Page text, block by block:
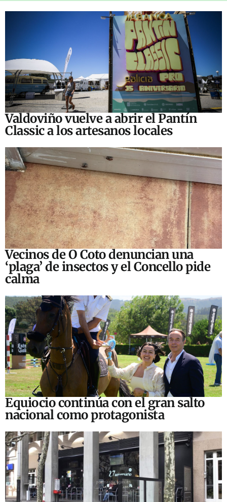
Valdoviño vuelve a abrir el Pantín
Classic a los artesanos locales
Vecinos de O Coto denuncian una
‘plaga’ de insectos y el Concello pide
calma
Equiocio continúa con el gran salto
nacional como protagonista